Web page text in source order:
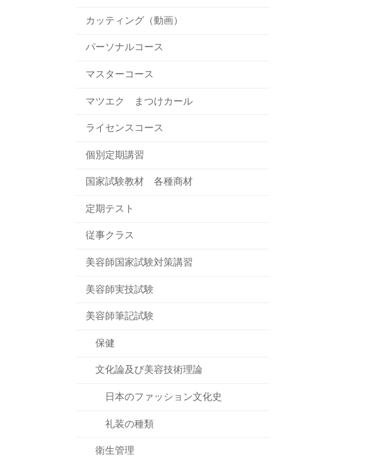
カッティング（動画）
パーソナルコース
マスターコース
マツエク まつけカール
ライセンスコース
個別定期講習
国家試験教材 各種商材
定期テスト
従事クラス
美容師国家試験対策講習
美容師実技試験
美容師筆記試験
保健
文化論及び美容技術理論
日本のファッション文化史
礼装の種類
衛生管理